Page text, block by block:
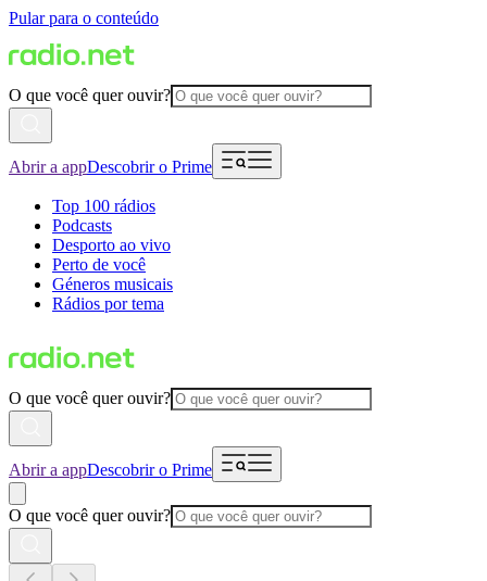
Pular para o conteúdo
O que você quer ouvir?
Abrir a appDescobrir o Prime
Top 100 rádios
Podcasts
Desporto ao vivo
Perto de você
Géneros musicais
Rádios por tema
O que você quer ouvir?
Abrir a appDescobrir o Prime
O que você quer ouvir?